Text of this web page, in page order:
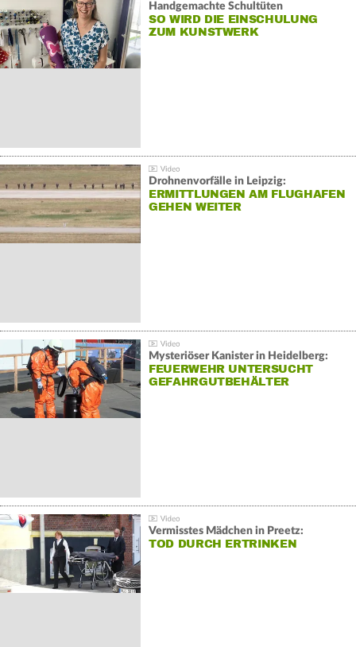
Handgemachte Schultüten
SO WIRD DIE EINSCHULUNG
ZUM KUNSTWERK
Drohnenvorfälle in Leipzig:
ERMITTLUNGEN AM FLUGHAFEN
GEHEN WEITER
Mysteriöser Kanister in Heidelberg:
FEUERWEHR UNTERSUCHT
GEFAHRGUTBEHÄLTER
Vermisstes Mädchen in Preetz:
TOD DURCH ERTRINKEN